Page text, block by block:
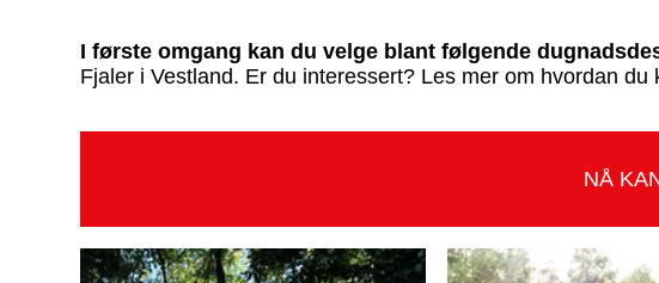
I første omgang kan du velge blant følgende
Fjaler i Vestland. Er du interessert? Les mer om hvordan
NÅ